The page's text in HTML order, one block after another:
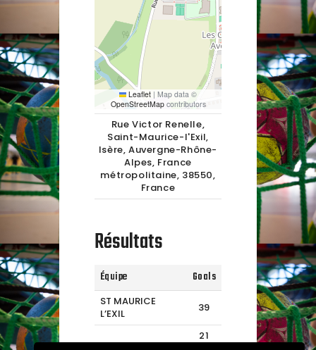
Leaflet | Map data ©
OpenStreetMapcontributors
Rue Victor Renelle,
Saint-Maurice-l'Exil,
Isère, Auvergne-Rhône-
Alpes, France
métropolitaine, 38550,
France
Résultats
Équipe Goals
ST MAURICE
L’EXIL
39
21